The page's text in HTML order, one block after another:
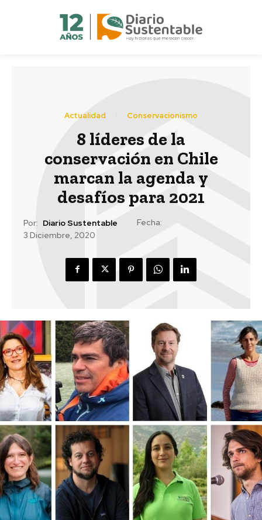
Actualidad Conservacionismo
8 líderes de la
conservación en Chile
marcan la agenda y
desafíos para 2021
Por: Diario Sustentable
Fecha:
3 Diciembre, 2020